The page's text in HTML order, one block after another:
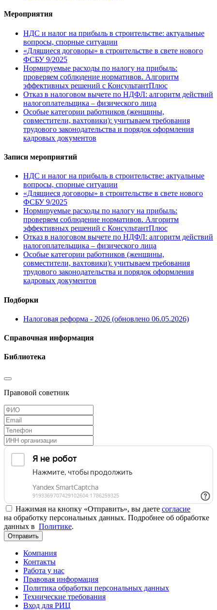
Мероприятия
НДС и налог на прибыль в строительстве: актуальные
вопросы, спорные ситуации
«Длящиеся договоры» в строительстве в свете нового
ФСБУ 9/2025
Нормируемые расходы по налогу на прибыль:
проверяем соблюдение нормативов. Алгоритм
эффективных решений с КонсультантПлюс
Отказ в налоговом вычете по НДФЛ: алгоритм действий
налогоплательщика – физического лица
Особые категории работников (женщины,
совместители, вахтовики): учитываем требования
трудового законодательства и порядок оформления
кадровых документов
Записи мероприятий
НДС и налог на прибыль в строительстве: актуальные
вопросы, спорные ситуации
«Длящиеся договоры» в строительстве в свете нового
ФСБУ 9/2025
Нормируемые расходы по налогу на прибыль:
проверяем соблюдение нормативов. Алгоритм
эффективных решений с КонсультантПлюс
Отказ в налоговом вычете по НДФЛ: алгоритм действий
налогоплательщика – физического лица
Особые категории работников (женщины,
совместители, вахтовики): учитываем требования
трудового законодательства и порядок оформления
кадровых документов
Подборки
Налоговая реформа - 2026 (обновлено 06.05.2026)
Справочная информация
Библиотека
Правовой советник
Нажимая на кнопку «Отправить», вы даете согласие
на обработку персональных данных. Подробнее об обработке
данных в Политике.
Отправить
Компания
Контакты
Работа у нас
Правовая информация
Политика обработки персональных данных
Технические требования
Вход для РИЦ